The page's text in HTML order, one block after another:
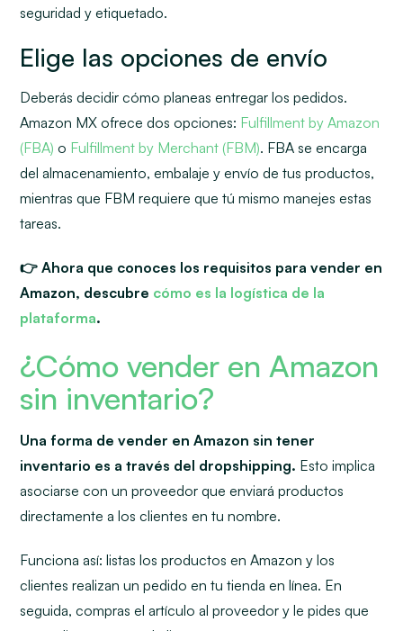
seguridad y etiquetado.
Elige las opciones de envío
Deberás decidir cómo planeas entregar los pedidos.
Amazon MX ofrece dos opciones: Fulfillment by Amazon
(FBA) o Fulfillment by Merchant (FBM). FBA se encarga
del almacenamiento, embalaje y envío de tus productos,
mientras que FBM requiere que tú mismo manejes estas
tareas.
👉 Ahora que conoces los requisitos para vender en
Amazon, descubre cómo es la logística de la
plataforma.
¿Cómo vender en Amazon
sin inventario?
Una forma de vender en Amazon sin tener
inventario es a través del dropshipping. Esto implica
asociarse con un proveedor que enviará productos
directamente a los clientes en tu nombre.
Funciona así: listas los productos en Amazon y los
clientes realizan un pedido en tu tienda en línea. En
seguida, compras el artículo al proveedor y le pides que